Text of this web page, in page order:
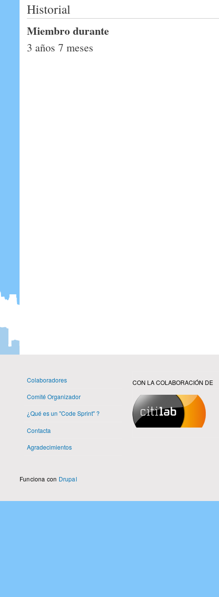
Historial
Miembro durante
3 años 7 meses
Colaboradores
Comité Organizador
¿Qué es un "Code Sprint" ?
Contacta
Agradecimientos
CON LA COLABORACIÓN DE
Funciona con Drupal